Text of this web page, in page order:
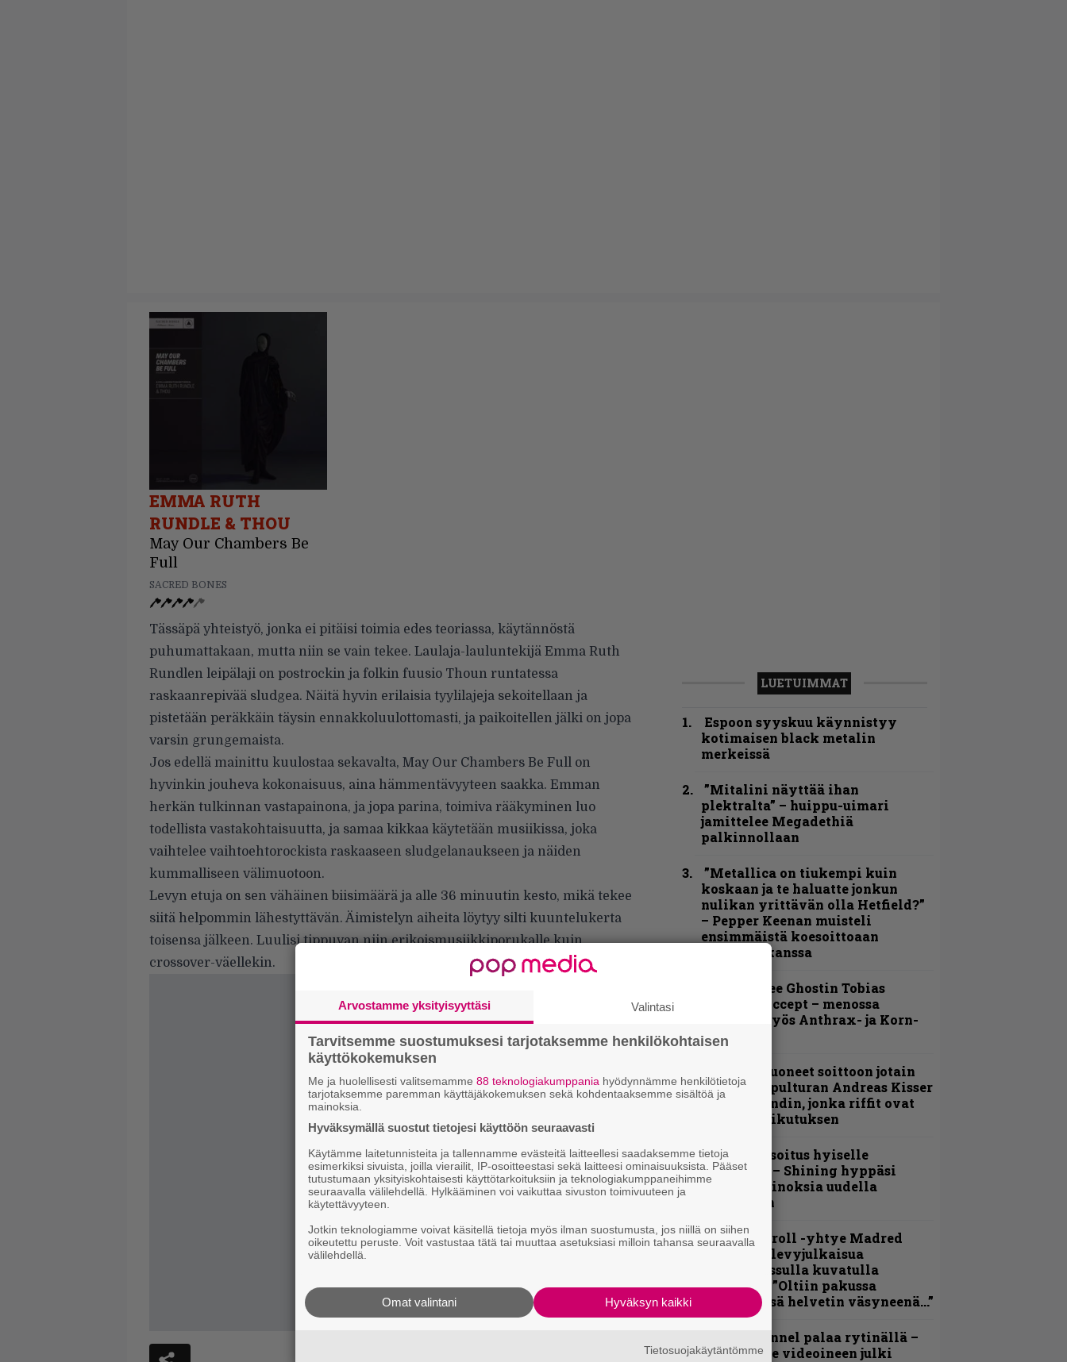
EMMA RUTH
RUNDLE & THOU
May Our Chambers Be
Full
SACRED BONES
Tässäpä yhteistyö, jonka ei pitäisi toimia edes teoriassa, käytännöstä
puhumattakaan, mutta niin se vain tekee. Laulaja-lauluntekijä Emma Ruth
Rundlen leipälaji on postrockin ja folkin fuusio Thoun runtatessa
raskaanrepivää sludgea. Näitä hyvin erilaisia tyylilajeja sekoitellaan ja
pistetään peräkkäin täysin ennakkoluulottomasti, ja paikoitellen jälki on jopa
varsin grungemaista.
Jos edellä mainittu kuulostaa sekavalta, May Our Chambers Be Full on
hyvinkin jouheva kokonaisuus, aina hämmentävyyteen saakka. Emman
herkän tulkinnan vastapainona, ja jopa parina, toimiva rääkyminen luo
todellista vastakohtaisuutta, ja samaa kikkaa käytetään musiikissa, joka
vaihtelee vaihtoehtorockista raskaaseen sludgelanaukseen ja näiden
kummalliseen välimuotoon.
Levyn etuja on sen vähäinen biisimäärä ja alle 36 minuutin kesto, mikä tekee
siitä helpommin lähestyttävän. Äimistelyn aiheita löytyy silti kuuntelukerta
toisensa jälkeen. Luulisi tippuvan niin erikoismusiikkiporukalle kuin
crossover-väellekin.
LUETUIMMAT
Espoon syyskuu käynnistyy
kotimaisen black metalin
merkeissä
”Mitalini näyttää ihan
plektralta” – huippu-uimari
jamittelee Megadethiä
palkinnollaan
”Metallica on tiukempi kuin
koskaan ja te haluatte jonkun
nulikan yrittävän olla Hetfield?”
– Pepper Keenan muisteli
ensimmäistä koesoittoaan
hevijätin kanssa
Näin lähtee Ghostin Tobias
Forgelta Accept – menossa
mukana myös Anthrax- ja Korn-
miehistöä
”He ovat tuoneet soittoon jotain
uutta” – Sepulturan Andreas Kisser
nimeää bändin, jonka riffit ovat
tehneet vaikutuksen
Kunnianosoitus hyiselle
Pohjolalle – Shining hyppäsi
keskelle kinoksia uudella
videollaan
Thrash ’n’ roll -yhtye Madred
ryydittää levyjulkaisua
keikkareissulla kuvatulla
videolla – ”Oltiin pakussa
kusihädässä helvetin väsyneenä…”
Blind Channel palaa rytinällä –
tuplasingle videoineen julki
Arvostamme yksityisyyttäsi Valintasi
Tarvitsemme suostumuksesi tarjotaksemme henkilökohtaisen
käyttökokemuksen
Me ja huolellisesti valitsemamme 88 teknologiakumppania hyödynnämme henkilötietoja
tarjotaksemme paremman käyttäjäkokemuksen sekä kohdentaaksemme sisältöä ja
mainoksia.
Hyväksymällä suostut tietojesi käyttöön seuraavasti
Käytämme laitetunnisteita ja tallennamme evästeitä laitteellesi saadaksemme tietoja
esimerkiksi sivuista, joilla vierailit, IP-osoitteestasi sekä laitteesi ominaisuuksista. Pääset
tutustumaan yksityiskohtaisesti käyttötarkoituksiin ja teknologiakumppaneihimme
seuraavalla välilehdellä. Hylkääminen voi vaikuttaa sivuston toimivuuteen ja
käytettävyyteen.
Jotkin teknologiamme voivat käsitellä tietoja myös ilman suostumusta, jos niillä on siihen
oikeutettu peruste. Voit vastustaa tätä tai muuttaa asetuksiasi milloin tahansa seuraavalla
välilehdellä.
Hyväksyn kaikki
Omat valintani
Tietosuojakäytäntömme